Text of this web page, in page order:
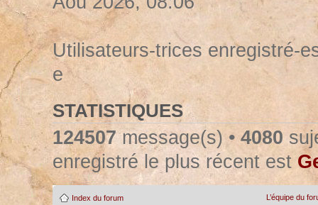
Utilisateurs-trices enregistré-
e
STATISTIQUES
124507message(s) • 4080
enregistré le plus récent est
Index du forum L’équipe du